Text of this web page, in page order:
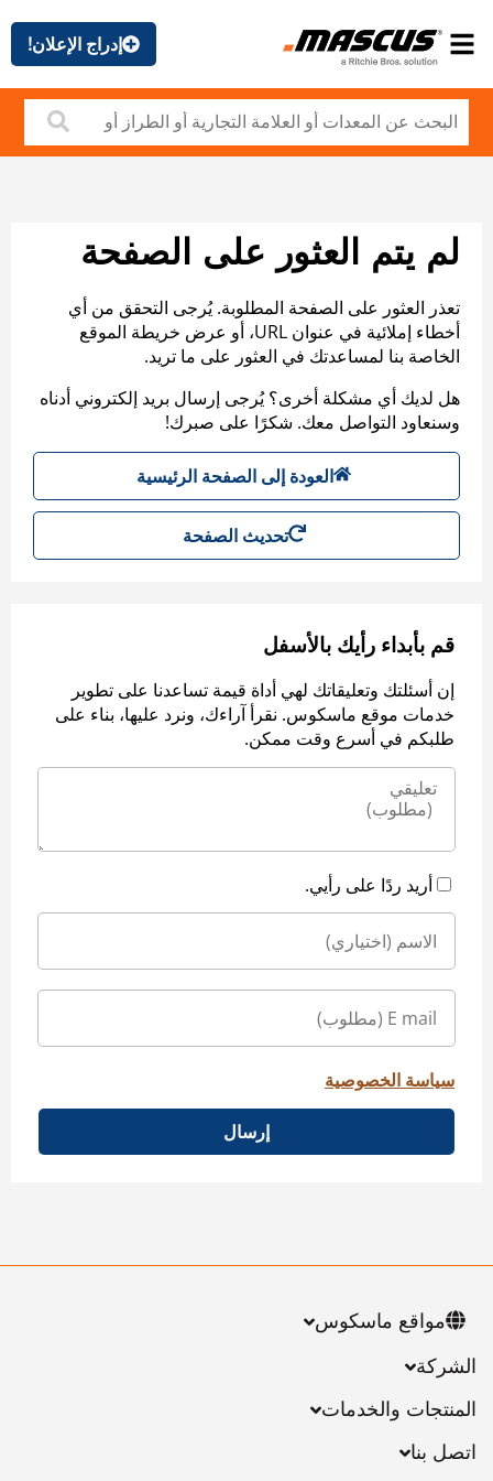
إدراج الإعلان!
لم يتم العثور على الصفحة
تعذر العثور على الصفحة المطلوبة. يُرجى التحقق من أي
أخطاء إملائية في عنوان URL، أو عرض خريطة الموقع
الخاصة بنا لمساعدتك في العثور على ما تريد.
هل لديك أي مشكلة أخرى؟ يُرجى إرسال بريد إلكتروني أدناه
وسنعاود التواصل معك. شكرًا على صبرك!
العودة إلى الصفحة الرئيسية
تحديث الصفحة
قم بأبداء رأيك بالأسفل
إن أسئلتك وتعليقاتك لهي أداة قيمة تساعدنا على تطوير
خدمات موقع ماسكوس. نقرأ آراءك، ونرد عليها، بناء على
طلبكم في أسرع وقت ممكن.
أريد ردًا على رأيي.
سياسة الخصوصية
إرسال
الشركة
المنتجات والخدمات
اتصل بنا
مواقع ماسكوس